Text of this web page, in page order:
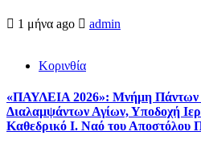
1 μήνα ago admin
Κορινθία
«ΠΑΥΛΕΙΑ 2026»: Μνήμη Πάντων
Διαλαμψάντων Αγίων, Υποδοχή
Καθεδρικό Ι. Ναό του Αποστόλου